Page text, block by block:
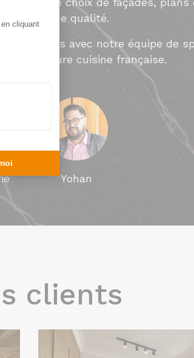
de qualité.
rendez-vous avec notre équipe de
votre future cuisine française.
Yohan
clients